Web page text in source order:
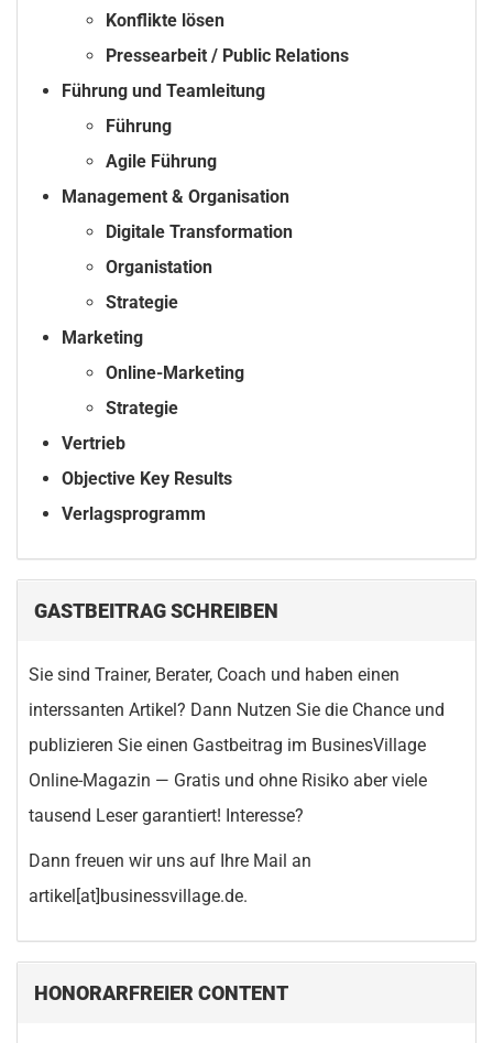
Konflikte lösen
Pressearbeit / Public Relations
Führung und Teamleitung
Führung
Agile Führung
Management & Organisation
Digitale Transformation
Organistation
Strategie
Marketing
Online-Marketing
Strategie
Vertrieb
Objective Key Results
Verlagsprogramm
GASTBEITRAG SCHREIBEN
Sie sind Trainer, Berater, Coach und haben einen
interssanten Artikel? Dann Nutzen Sie die Chance und
publizieren Sie einen Gastbeitrag im BusinesVillage
Online-Magazin — Gratis und ohne Risiko aber viele
tausend Leser garantiert! Interesse?
Dann freuen wir uns auf Ihre Mail an
artikel[at]businessvillage.de.
HONORARFREIER CONTENT